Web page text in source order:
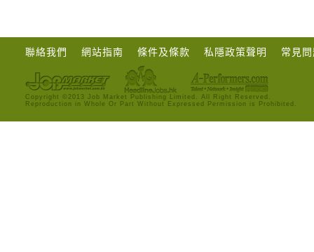
聯絡我們 網站指南 條件及條款 私隱政策聲明 常見
Copyright ©2013 Job Market Publishing Limited. All Right Reserved.
Reproduction in Whole Or Part Without Expressed Permission is Prohibited.